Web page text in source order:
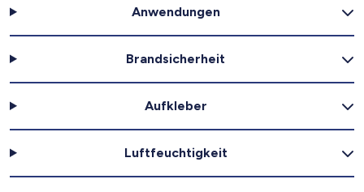
Anwendungen
Brandsicherheit
Aufkleber
Luftfeuchtigkeit